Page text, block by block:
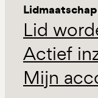
Lidmaatschap
Lid
Actief
Mijn